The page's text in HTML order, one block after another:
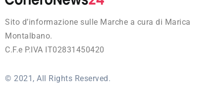
Sito d’informazione sulle Marche a cura di Marica
Montalbano.
C.F.e P.IVA IT02831450420
© 2021, All Rights Reserved.